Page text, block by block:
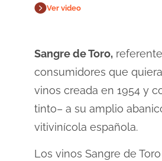
Ver video
Sangre de Toro,
consumidores que
vinos creada en 1954 y
tinto– a su amplio
vitivinícola española.
Los vinos Sangre de